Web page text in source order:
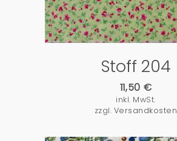
Stoff 204
11,50 €
inkl. MwSt.
zzgl. Versandkosten